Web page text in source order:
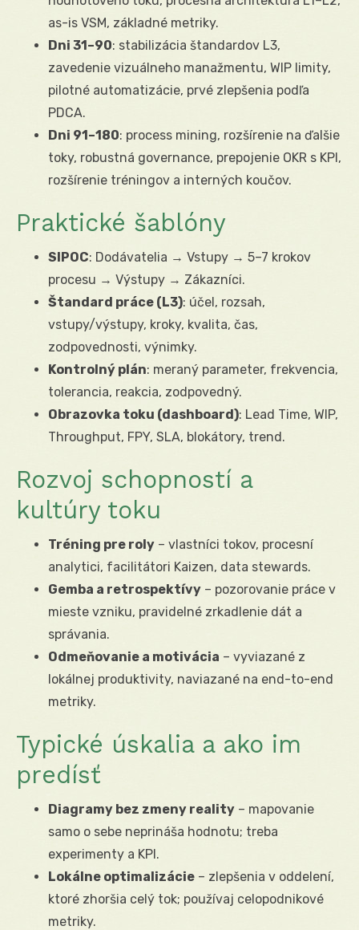
as-is VSM, základné metriky.
Dni 31–90: stabilizácia štandardov L3,
zavedenie vizuálneho manažmentu, WIP limity,
pilotné automatizácie, prvé zlepšenia podľa
PDCA.
Dni 91–180: process mining, rozšírenie na ďalšie
toky, robustná governance, prepojenie OKR s KPI,
rozšírenie tréningov a interných koučov.
Praktické šablóny
SIPOC: Dodávatelia → Vstupy → 5–7 krokov
procesu → Výstupy → Zákazníci.
Štandard práce (L3): účel, rozsah,
vstupy/výstupy, kroky, kvalita, čas,
zodpovednosti, výnimky.
Kontrolný plán: meraný parameter, frekvencia,
tolerancia, reakcia, zodpovedný.
Obrazovka toku (dashboard): Lead Time, WIP,
Throughput, FPY, SLA, blokátory, trend.
Rozvoj schopností a
kultúry toku
Tréning pre roly – vlastníci tokov, procesní
analytici, facilitátori Kaizen, data stewards.
Gemba a retrospektívy – pozorovanie práce v
mieste vzniku, pravidelné zrkadlenie dát a
správania.
Odmeňovanie a motivácia – vyviazané z
lokálnej produktivity, naviazané na end-to-end
metriky.
Typické úskalia a ako im
predísť
Diagramy bez zmeny reality – mapovanie
samo o sebe neprináša hodnotu; treba
experimenty a KPI.
Lokálne optimalizácie – zlepšenia v oddelení,
ktoré zhoršia celý tok; používaj celopodnikové
metriky.